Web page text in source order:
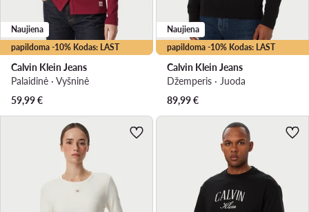
papildoma -10% Kodas: LAST
Naujiena
Calvin Klein Jeans
Palaidinė · Vyšninė
59,99€
papildoma -10% Kodas: LAST
Naujiena
Calvin Klein Jeans
Džemperis · Juoda
89,99€